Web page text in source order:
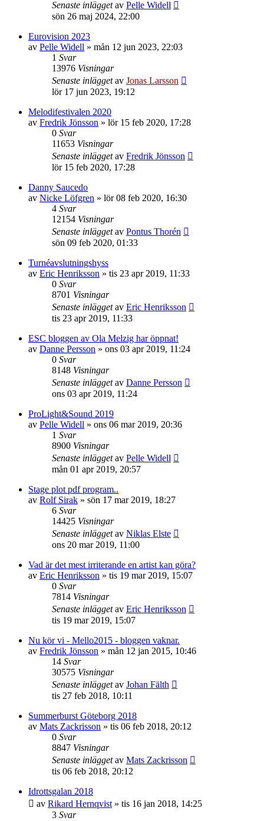
Senaste inläggetav Pelle Widell
sön 26 maj 2024, 22:00
Eurovision 2023
av Pelle Widell » mån 12 jun 2023, 22:03
1 Svar
13976 Visningar
Senaste inläggetav Jonas Larsson
lör 17 jun 2023, 19:12
Melodifestivalen 2020
av Fredrik Jönsson » lör 15 feb 2020, 17:28
0 Svar
11653 Visningar
Senaste inläggetav Fredrik Jönsson
lör 15 feb 2020, 17:28
Danny Saucedo
av Nicke Löfgren » lör 08 feb 2020, 16:30
4 Svar
12154 Visningar
Senaste inläggetav Pontus Thorén
sön 09 feb 2020, 01:33
Turnéavslutningshyss
av Eric Henriksson » tis 23 apr 2019, 11:33
0 Svar
8701 Visningar
Senaste inläggetav Eric Henriksson
tis 23 apr 2019, 11:33
ESC bloggen av Ola Melzig har öppnat!
av Danne Persson » ons 03 apr 2019, 11:24
0 Svar
8148 Visningar
Senaste inläggetav Danne Persson
ons 03 apr 2019, 11:24
ProLight&Sound 2019
av Pelle Widell » ons 06 mar 2019, 20:36
1 Svar
8900 Visningar
Senaste inläggetav Pelle Widell
mån 01 apr 2019, 20:57
Stage plot pdf program..
av Rolf Sirak » sön 17 mar 2019, 18:27
6 Svar
14425 Visningar
Senaste inläggetav Niklas Elste
ons 20 mar 2019, 11:00
Vad är det mest irriterande en artist kan göra?
av Eric Henriksson » tis 19 mar 2019, 15:07
0 Svar
7814 Visningar
Senaste inläggetav Eric Henriksson
tis 19 mar 2019, 15:07
Nu kör vi - Mello2015 - bloggen vaknar.
av Fredrik Jönsson » mån 12 jan 2015, 10:46
14 Svar
30575 Visningar
Senaste inläggetav Johan Fälth
tis 27 feb 2018, 10:11
Summerburst Göteborg 2018
av Mats Zackrisson » tis 06 feb 2018, 20:12
0 Svar
8847 Visningar
Senaste inläggetav Mats Zackrisson
tis 06 feb 2018, 20:12
Idrottsgalan 2018
av Rikard Hernqvist » tis 16 jan 2018, 14:25
3 Svar